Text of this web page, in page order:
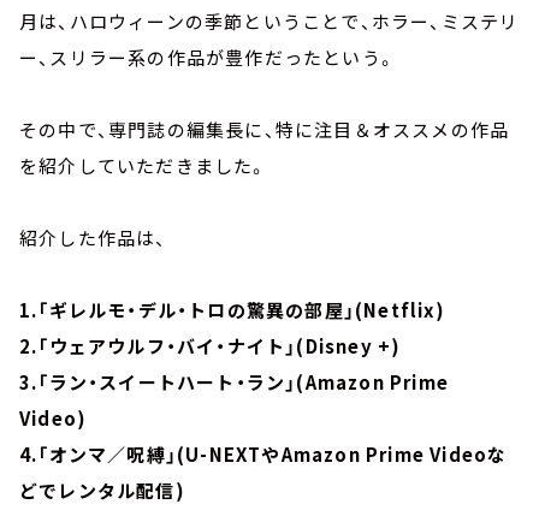
月は、ハロウィーンの季節ということで、ホラー、ミステリ
ー、スリラー系の作品が豊作だったという。
その中で、専門誌の編集長に、特に注目＆オススメの作品
を紹介していただきました。
紹介した作品は、
1.「ギレルモ・デル・トロの驚異の部屋」(Netflix)
2.「ウェアウルフ・バイ・ナイト」(Disney +)
3.「ラン・スイートハート・ラン」(Amazon Prime
Video)
4.「オンマ／呪縛」(U-NEXTやAmazon Prime Videoな
どでレンタル配信)